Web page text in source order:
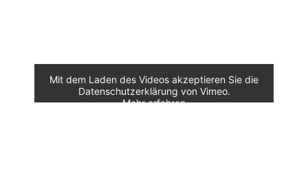
Mit dem Laden des Videos akzeptieren Sie die
Datenschutzerklärung von Vimeo.
Mehr erfahren